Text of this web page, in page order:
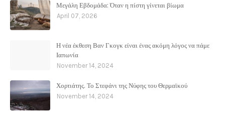
Μεγάλη Εβδομάδα: Όταν η πίστη γίνεται βίωμα
April 07, 2026
Η νέα έκθεση Βαν Γκογκ είναι ένας ακόμη λόγος να πάμε
Ιαπωνία
November 14, 2024
Χορτιάτης. Το Στεφάνι της Νύφης του Θερμαϊκού
November 14, 2024